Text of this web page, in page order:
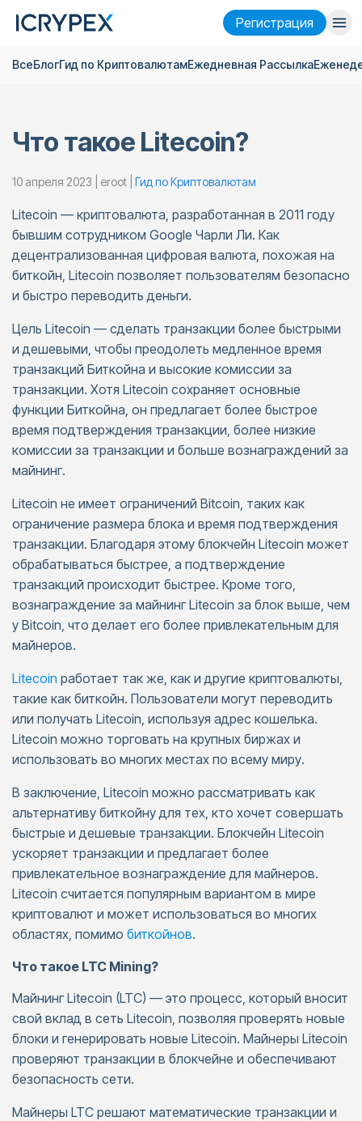
Pегистрация
Войти Pегистрация
Компания
Исследовать
Помощь
Фьючерсыx50
Language
Тема
ВсеБлогГид по КриптовалютамЕжедневная Pассылка
Что такое Litecoin?
10 апреля 2023 | eroot | Гид по Криптовалютам
Litecoin — криптовалюта, разработанная в 2011 году
бывшим сотрудником Google Чарли Ли. Как
децентрализованная цифровая валюта, похожая на
биткойн, Litecoin позволяет пользователям безопасно
и быстро переводить деньги.
Цель Litecoin — сделать транзакции более быстрыми
и дешевыми, чтобы преодолеть медленное время
транзакций Биткойна и высокие комиссии за
транзакции. Хотя Litecoin сохраняет основные
функции Биткойна, он предлагает более быстрое
время подтверждения транзакции, более низкие
комиссии за транзакции и больше вознаграждений за
майнинг.
Litecoin не имеет ограничений Bitcoin, таких как
ограничение размера блока и время подтверждения
транзакции. Благодаря этому блокчейн Litecoin может
обрабатываться быстрее, а подтверждение
транзакций происходит быстрее. Кроме того,
вознаграждение за майнинг Litecoin за блок выше, чем
у Bitcoin, что делает его более привлекательным для
майнеров.
Litecoin работает так же, как и другие криптовалюты,
такие как биткойн. Пользователи могут переводить
или получать Litecoin, используя адрес кошелька.
Litecoin можно торговать на крупных биржах и
использовать во многих местах по всему миру.
В заключение, Litecoin можно рассматривать как
альтернативу биткойну для тех, кто хочет совершать
быстрые и дешевые транзакции. Блокчейн Litecoin
ускоряет транзакции и предлагает более
привлекательное вознаграждение для майнеров.
Litecoin считается популярным вариантом в мире
криптовалют и может использоваться во многих
областях, помимо биткойнов.
Что такое LTC Mining?
Майнинг Litecoin (LTC) — это процесс, который вносит
свой вклад в сеть Litecoin, позволяя проверять новые
блоки и генерировать новые Litecoin. Майнеры Litecoin
проверяют транзакции в блокчейне и обеспечивают
безопасность сети.
Майнеры LTC решают математические транзакции и